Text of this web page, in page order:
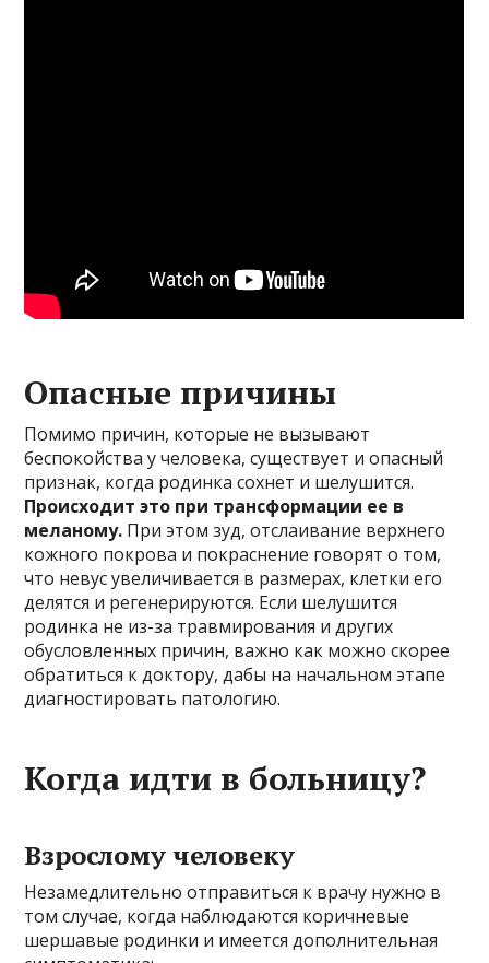
Опасные причины
Помимо причин, которые не вызывают
беспокойства у человека, существует и опасный
признак, когда родинка сохнет и шелушится.
Происходит это при трансформации ее в
меланому. При этом зуд, отслаивание верхнего
кожного покрова и покраснение говорят о том,
что невус увеличивается в размерах, клетки его
делятся и регенерируются. Если шелушится
родинка не из-за травмирования и других
обусловленных причин, важно как можно скорее
обратиться к доктору, дабы на начальном этапе
диагностировать патологию.
Когда идти в больницу?
Взрослому человеку
Незамедлительно отправиться к врачу нужно в
том случае, когда наблюдаются коричневые
шершавые родинки и имеется дополнительная